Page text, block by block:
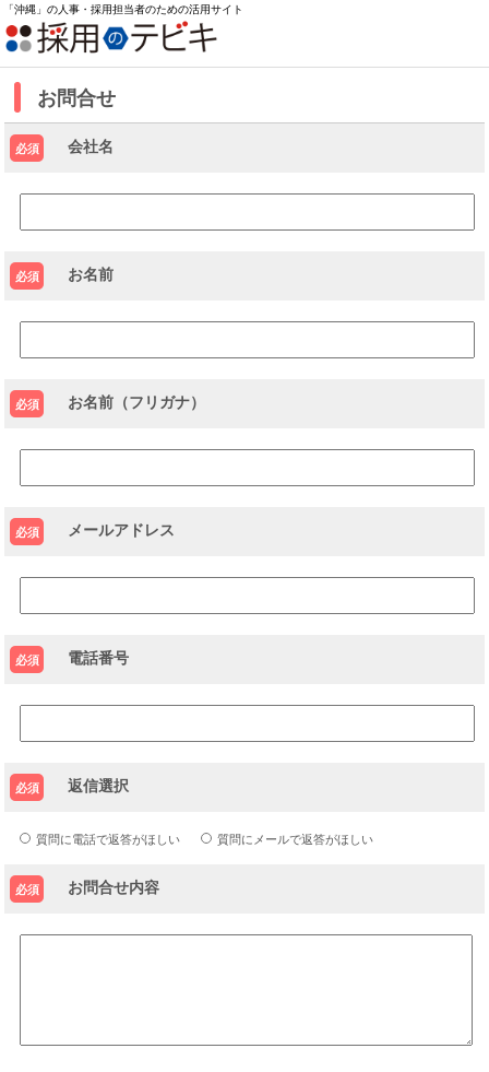
「沖縄」の人事・採用担当者のための活用サイト
お問合せ
必須 会社名
必須 お名前
必須 お名前（フリガナ）
必須 メールアドレス
必須 電話番号
必須 返信選択
質問に電話で返答がほしい 質問にメールで返答がほしい
必須 お問合せ内容